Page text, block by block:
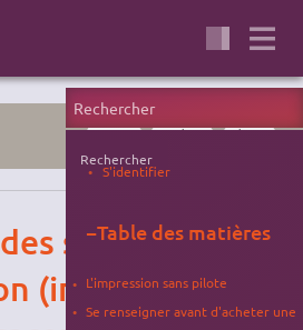
PORTAIL MATÉRIEL RÉSEAU
systèmes
(imprimantes,
Rechercher
S'identifier
−Table des matières
L'impression sans pilote
Se renseigner avant d'acheter une